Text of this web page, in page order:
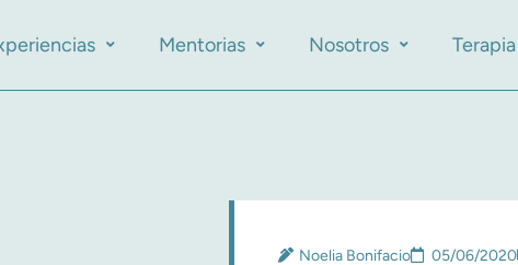
Mentorias Nosotros Terapia
Noelia Bonifacio 05/06/2020